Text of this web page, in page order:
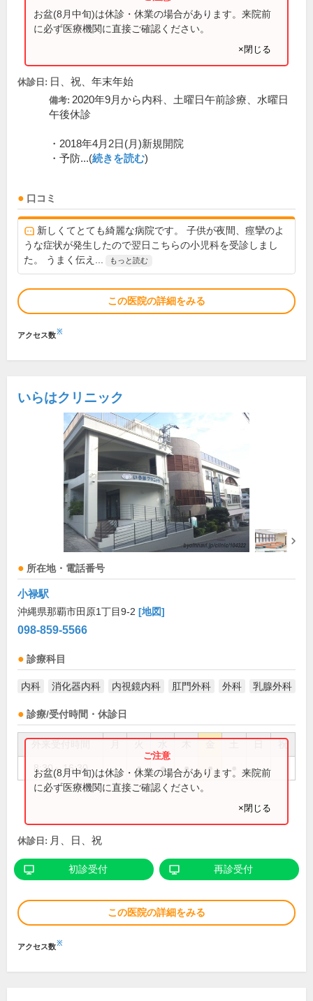
お盆(8月中旬)は休診・休業の場合があります。来院前
に必ず医療機関に直接ご確認ください。
×閉じる
休診日: 日、祝、年末年始
備考: 2020年9月から内科、土曜日午前診療、水曜日
午後休診
・2018年4月2日(月)新規開院
・予防...(続きを読む)
口コミ
新しくてとても綺麗な病院です。 子供が夜間、痙攣のよ
うな症状が発生したので翌日こちらの小児科を受診しまし
た。 うまく伝え...
もっと読む
この医院の詳細をみる
アクセス数※
いらはクリニック
所在地・電話番号
小禄駅
沖縄県那覇市田原1丁目9-2 [地図]
098-859-5566
診療科目
内科 消化器内科 内視鏡内科 肛門外科 外科 乳腺外科
診療/受付時間・休診日
祝
8:30～16:30 ● ● ● ●
お盆(8月中旬)は休診・休業の場合があります。来院前
に必ず医療機関に直接ご確認ください。
×閉じる
休診日: 月、日、祝
初診受付 再診受付
この医院の詳細をみる
アクセス数※